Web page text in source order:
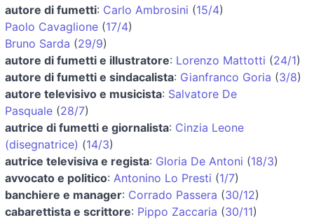
autore di fumetti: Carlo Ambrosini (15/4)
Paolo Cavaglione (17/4)
Bruno Sarda (29/9)
autore di fumetti e illustratore: Lorenzo Mattotti (24/1)
autore di fumetti e sindacalista: Gianfranco Goria (3/8)
autore televisivo e musicista: Salvatore De
Pasquale (28/7)
autrice di fumetti e giornalista: Cinzia Leone
(disegnatrice) (14/3)
autrice televisiva e regista: Gloria De Antoni (18/3)
avvocato e politico: Antonino Lo Presti (1/7)
banchiere e manager: Corrado Passera (30/12)
cabarettista e scrittore: Pippo Zaccaria (30/11)